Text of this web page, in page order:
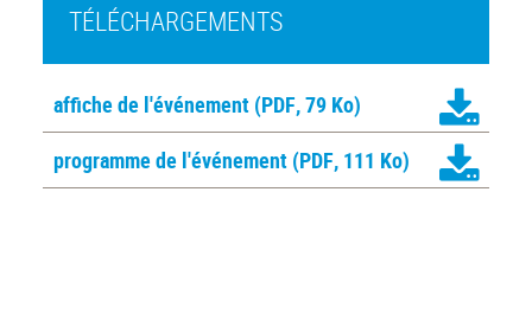
TÉLÉCHARGEMENTS
affiche de l'événement (PDF, 79 Ko)
programme de l'événement (PDF, 111 Ko)